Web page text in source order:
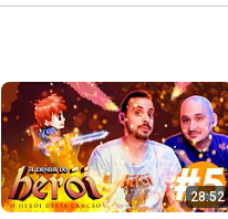
28:52